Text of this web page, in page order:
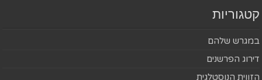
קטגוריות
במגרש שלהם
דירוג הפרשנים
הזווית הנוסטלגית